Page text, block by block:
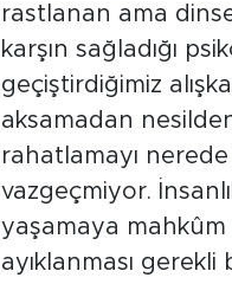
rastlanan ama
karşın sağladığı
geçiştirdiğimiz
aksamadan
rahatlamayı
vazgeçmiyor.
yaşamaya mahkûm
ayıklanması gerekli